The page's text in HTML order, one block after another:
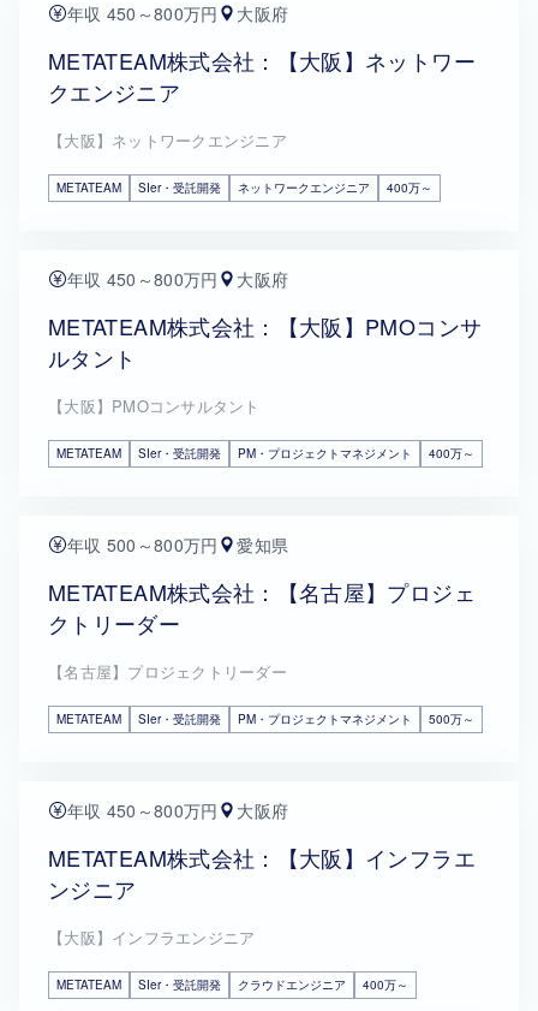
年収 450～800万円 大阪府
METATEAM株式会社：【大阪】ネットワー
クエンジニア
【大阪】ネットワークエンジニア
METATEAM SIer・受託開発 ネットワークエンジニア 400万～
年収 450～800万円 大阪府
METATEAM株式会社：【大阪】PMOコンサ
ルタント
【大阪】PMOコンサルタント
METATEAM SIer・受託開発 PM・プロジェクトマネジメント 400万～
年収 500～800万円 愛知県
METATEAM株式会社：【名古屋】プロジェ
クトリーダー
【名古屋】プロジェクトリーダー
METATEAM SIer・受託開発 PM・プロジェクトマネジメント 500万～
年収 450～800万円 大阪府
METATEAM株式会社：【大阪】インフラエ
ンジニア
【大阪】インフラエンジニア
METATEAM SIer・受託開発 クラウドエンジニア 400万～